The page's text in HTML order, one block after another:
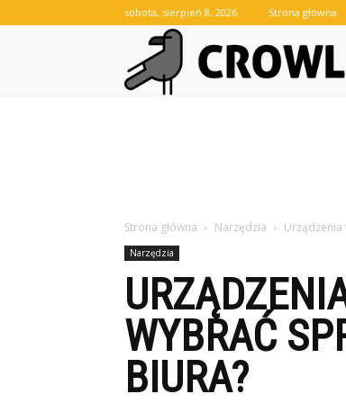
sobota, sierpień 8, 2026 Strona główna
Strona główna Narzędzia Urządzenia
Narzędzia
WYBRAĆ
BIURA?